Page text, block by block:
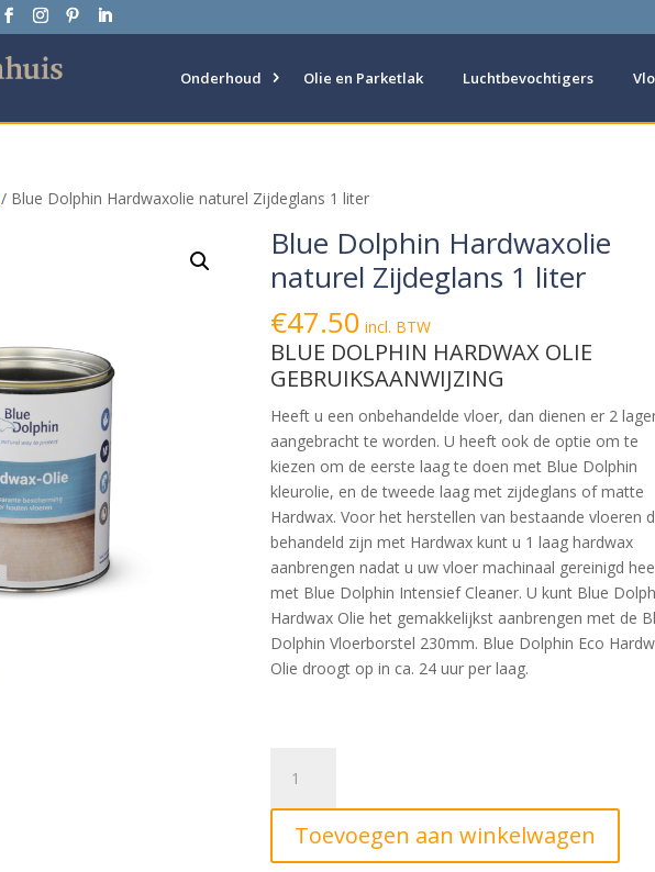
Onderhoud Olie en Parketlak Luchtbevochtigers
/ Blue Dolphin Hardwaxolie naturel Zijdeglans 1 liter
Blue Dolphin Hardwaxolie
naturel Zijdeglans 1 liter
€47.50 incl. BTW
BLUE DOLPHIN HARDWAX OLIE
GEBRUIKSAANWIJZING
Heeft u een onbehandelde vloer, dan dienen er 2
aangebracht te worden. U heeft ook de optie om te
kiezen om de eerste laag te doen met Blue Dolphin
kleurolie, en de tweede laag met zijdeglans of matte
Hardwax. Voor het herstellen van bestaande vloeren
behandeld zijn met Hardwax kunt u 1 laag hardwax
aanbrengen nadat u uw vloer machinaal gereinigd
met Blue Dolphin Intensief Cleaner. U kunt Blue
Hardwax Olie het gemakkelijkst aanbrengen met de
Dolphin Vloerborstel 230mm. Blue Dolphin Eco
Olie droogt op in ca. 24 uur per laag.
Dolphin
Hardwaxolie
naturel
Zijdeglans
Toevoegen aan winkelwagen